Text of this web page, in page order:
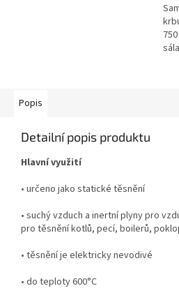
Popis
Detailní popis produktu
Hlavní využití
• určeno jako statické těsnění
• suchý vzduch a inertní plyny pro
pro těsnění kotlů, pecí, boilerů,
• těsnění je elektricky nevodivé
• do teploty 600°C